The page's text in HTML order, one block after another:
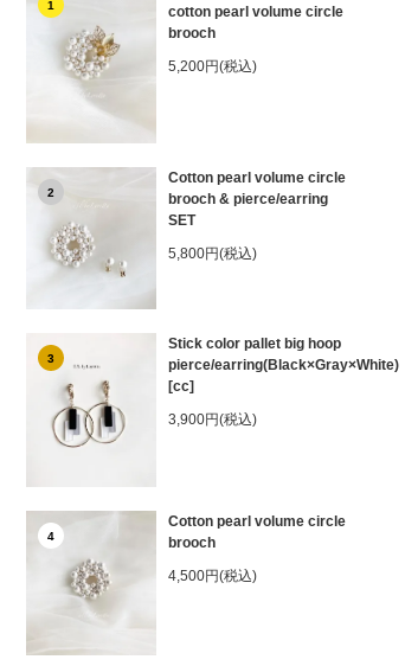
1
cotton pearl volume circle
brooch
5,200円(税込)
2
Cotton pearl volume circle
brooch & pierce/earring
SET
5,800円(税込)
3
Stick color pallet big hoop
pierce/earring(Black×Gray×White)
[cc]
3,900円(税込)
4
Cotton pearl volume circle
brooch
4,500円(税込)